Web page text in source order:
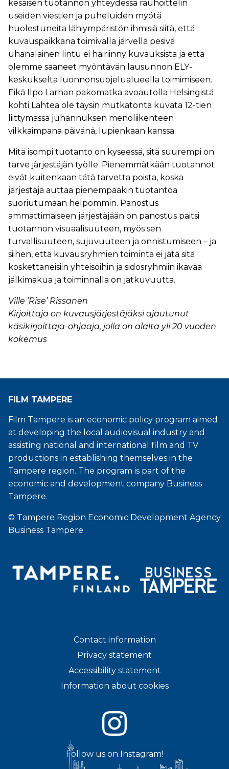
kesäisen tuotannon yhteydessä rauhoittelin
useiden viestien ja puheluiden myötä
huolestuneita lähiympäristön ihmisiä siitä, että
kuvauspaikkana toimivalla järvellä pesivä
uhanalainen lintu ei häiriinny kuvauksista ja että
olemme saaneet myöntävän lausunnon ELY-
keskukselta luonnonsuojelualueella toimimiseen.
Eikä Ilpo Larhan pakomatka avoautolla Helsingistä
kohti Lahtea ole täysin mutkatonta kuvata 12-tien
liittymässä juhannuksen menoliikenteen
vilkkaimpana päivänä, lupienkaan kanssa.
Mitä isompi tuotanto on kyseessä, sitä suurempi on
tarve järjestäjän työlle. Pienemmätkään tuotannot
eivät kuitenkaan tätä tarvetta poista, koska
järjestäjä auttaa pienempääkin tuotantoa
suoriutumaan helpommin. Panostus
ammattimaiseen järjestäjään on panostus paitsi
tuotannon visuaalisuuteen, myös sen
turvallisuuteen, sujuvuuteen ja onnistumiseen – ja
siihen, että kuvausryhmien toiminta ei jätä sitä
koskettaneisiin yhteisöihin ja sidosryhmiin ikävää
jälkimakua ja toiminnalla on jatkuvuutta.
Ville ’Rise’ Rissanen
Kirjoittaja on kuvausjärjestäjäksi ajautunut
käsikirjoittaja-ohjaaja, jolla on alalta yli 20 vuoden
kokemus
FILM TAMPERE
Film Tampere is an economic policy program aimed
at developing the local audiovisual industry and
assisting national and international film and TV
productions in establishing themselves in the
Tampere region. The program is part of the
economic and development company Business
Tampere.
© Tampere Region Economic Development Agency
Business Tampere
Contact information
Privacy statement
Accessibility statement
Information about cookies
Follow us on Instagram!